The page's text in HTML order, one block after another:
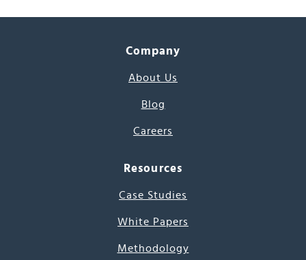
Company
About Us
Blog
Careers
Resources
Case Studies
White Papers
Methodology